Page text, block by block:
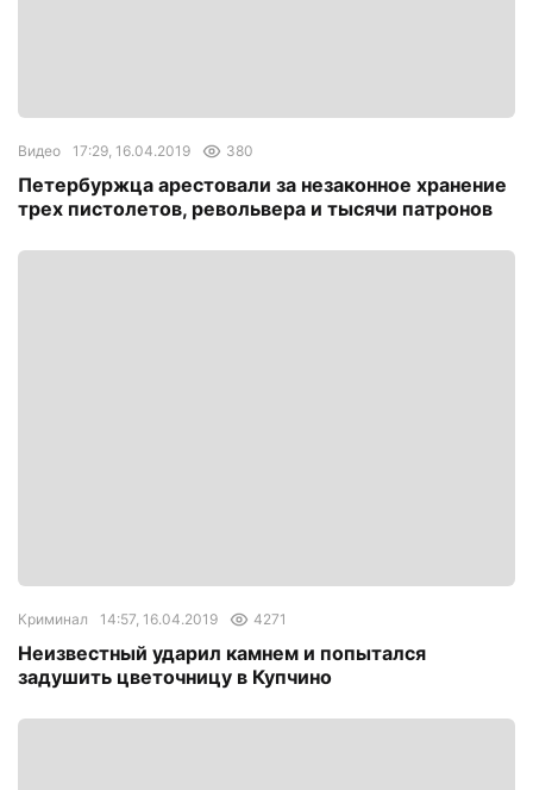
Видео 17:29, 16.04.2019 380
Петербуржца арестовали за незаконное хранение
трех пистолетов, револьвера и тысячи патронов
Криминал 14:57, 16.04.2019 4271
Неизвестный ударил камнем и попытался
задушить цветочницу в Купчино